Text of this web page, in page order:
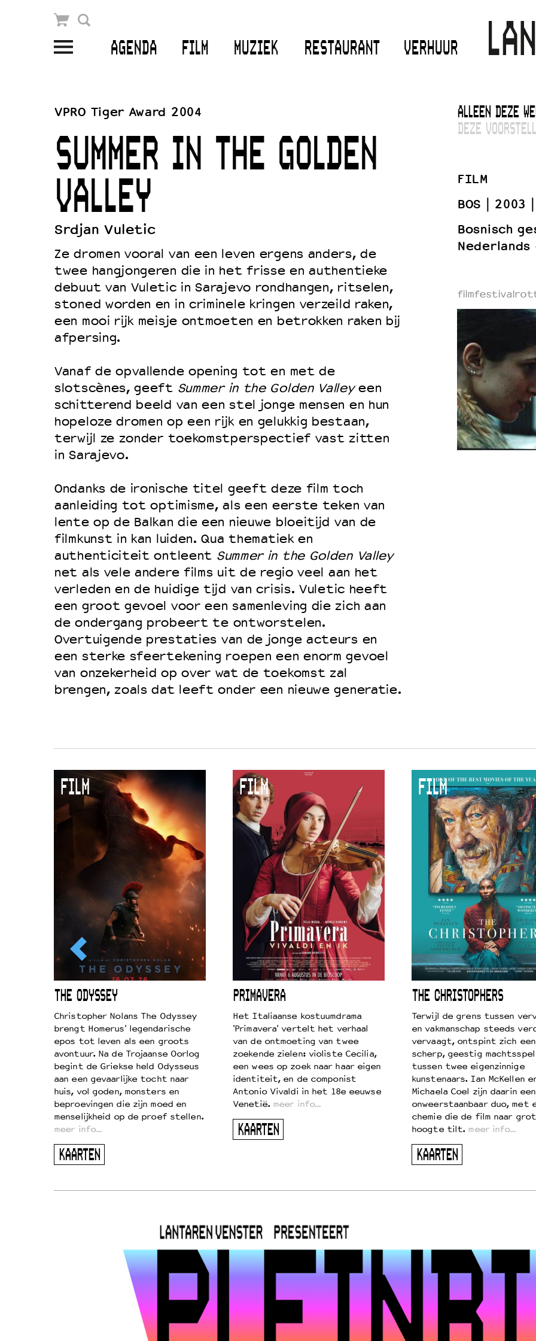
AGENDA FILM MUZIEK RESTAURANT VERHUUR
Winkelmandje
Openingstijden & contact
Kaartverkoop
EDUCATIE
Schoolvoorstellingen
Filmprogramma’s Primair Onderwijs
Filmprogramma’s VO/MBO
Speciale educatieprogramma’s
OVER LANTARENVENSTER
Wat we doen
Werken bij
Wie is wie
Word vriend
Historie
Huisregels
Privacyverklaring
Integriteits- en gedragscode
Duurzaamheid
Culturele boycot Israël
Ruimte voor artistieke vrijheid – VNPF
VPRO Tiger Award 2004
SUMMER IN THE GOLDEN
VALLEY
Srdjan Vuletic
Ze dromen vooral van een leven ergens anders, de
twee hangjongeren die in het frisse en authentieke
debuut van Vuletic in Sarajevo rondhangen, ritselen,
stoned worden en in criminele kringen verzeild raken,
een mooi rijk meisje ontmoeten en betrokken raken bij
afpersing.
Vanaf de opvallende opening tot en met de
slotscènes, geeft Summer in the Golden Valleyeen
schitterend beeld van een stel jonge mensen en hun
hopeloze dromen op een rijk en gelukkig bestaan,
terwijl ze zonder toekomstperspectief vast zitten
in Sarajevo.
Ondanks de ironische titel geeft deze film toch
aanleiding tot optimisme, als een eerste teken van
lente op de Balkan die een nieuwe bloeitijd van de
filmkunst in kan luiden. Qua thematiek en
authenticiteit ontleent Summer in the Golden Valley
net als vele andere films uit de regio veel aan het
verleden en de huidige tijd van crisis. Vuletic heeft
een groot gevoel voor een samenleving die zich aan
de ondergang probeert te ontworstelen.
Overtuigende prestaties van de jonge acteurs en
een sterke sfeertekening roepen een enorm gevoel
van onzekerheid op over wat de toekomst zal
brengen, zoals dat leeft onder een nieuwe generatie.
ALLEEN DEZE
DEZE
FILM
BOS
2003
Bosnisch
FILM
THE ODYSSEY
Christopher Nolans The Odyssey
brengt Homerus' legendarische
epos tot leven als een groots
avontuur. Na de Trojaanse Oorlog
begint de Griekse held Odysseus
aan een gevaarlijke tocht naar
huis, vol goden, monsters en
beproevingen die zijn moed en
menselijkheid op de proef stellen.
meer info…
KAARTEN
FILM
PRIMAVERA
Het Italiaanse kostuumdrama
'Primavera' vertelt het verhaal
van de ontmoeting van twee
zoekende zielen: violiste Cecilia,
een wees op zoek naar haar eigen
identiteit, en de componist
Antonio Vivaldi in het 18e eeuwse
Venetië. meer info…
KAARTEN
FILM
THE CHRISTOPHERS
Terwijl de grens tussen
en vakmanschap steeds
vervaagt, ontspint zich een
scherp, geestig machtsspel
tussen twee eigenzinnige
kunstenaars. Ian McKellen
Michaela Coel zijn daarin een
onweerstaanbaar duo, met
chemie die de film naar
hoogte tilt. meer info…
KAARTEN